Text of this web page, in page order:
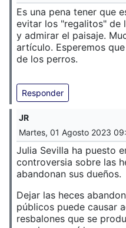
Es una pena tener que
evitar los "regalitos" de
y admirar el paisaje.
artículo. Esperemos
de los perros.
Responder
JR
Martes, 01 Agosto 2023
Julia Sevilla ha puesto
controversia sobre las
abandonan sus dueños.
Dejar las heces
públicos puede causar
resbalones que se